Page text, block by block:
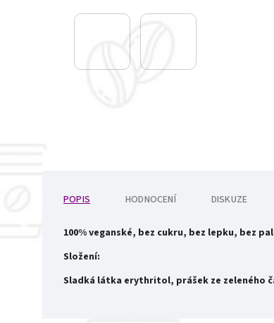
POPIS HODNOCENÍ DISKUZE
100% veganské, bez cukru, bez lepku, bez
Složení:
Sladká látka erythritol, prášek ze zeleného